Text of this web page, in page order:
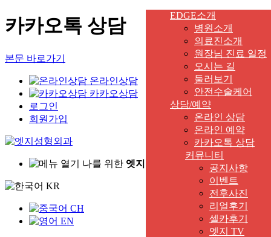
카카오톡 상담
본문 바로가기
온라인상담
카카오상담
로그인
회원가입
나를 위한 엣지 있는 시술은?
KR
CH
EN
EDGE소개
병원소개
의료진소개
원장님 진료 일정
오시는 길
둘러보기
안전수술케어
상담/예약
온라인 상담
온라인 예약
카카오톡 상담
커뮤니티
공지사항
이벤트
전후사진
리얼후기
셀카후기
엣지 TV